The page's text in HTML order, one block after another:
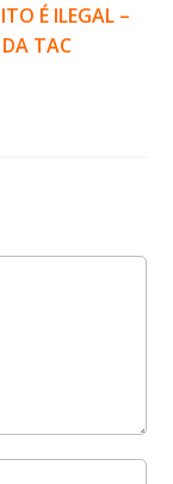
É ILEGAL –
TAC